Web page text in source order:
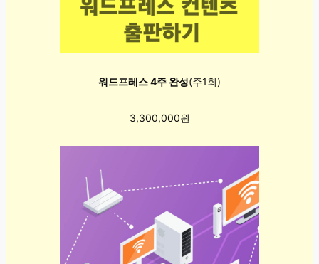
워드프레스 4주 완성(주1회)
3,300,000원